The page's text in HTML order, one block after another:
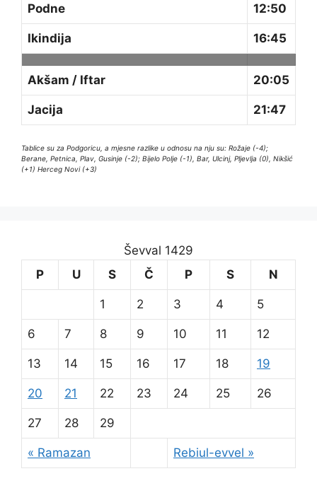
Podne 12:50
Ikindija 16:45
Akšam / Iftar 20:05
Jacija 21:47
Tablice su za Podgoricu, a mjesne razlike u odnosu na nju su: Rožaje (-4);
Berane, Petnica, Plav, Gusinje (-2); Bijelo Polje (-1), Bar, Ulcinj, Pljevlja (0), Nikšić
(+1) Herceg Novi (+3)
Ševval 1429
P
U S Č P S N
« Ramazan Rebiul-evvel »
1 2 3 4 5
6 7 8 9 10 11 12
13 14 15 16 17 18 19
20 21 22 23 24 25 26
27 28 29